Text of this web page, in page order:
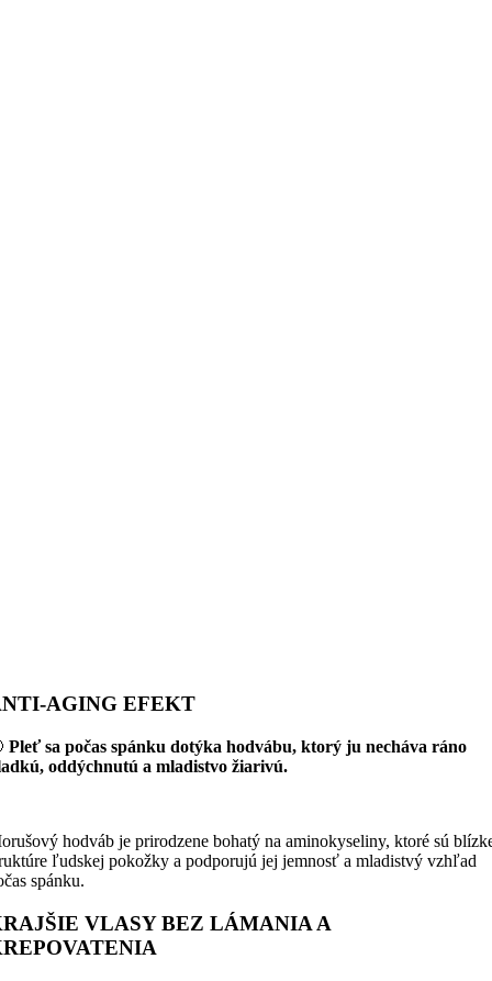
AGING EFEKT
Pleť sa počas spánku dotýka hodvábu, ktorý ju necháva ráno
oddýchnutú a mladistvo žiarivú.
hodváb je prirodzene bohatý na aminokyseliny, ktoré sú
ľudskej pokožky a podporujú jej jemnosť a mladistvý vzhľad
spánku.
VLASY BEZ LÁMANIA A